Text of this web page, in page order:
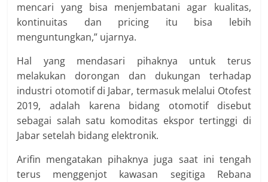
mencari yang bisa menjembatani agar kualitas,
kontinuitas dan pricing itu bisa lebih
menguntungkan,” ujarnya.
Hal yang mendasari pihaknya untuk terus
melakukan dorongan dan dukungan terhadap
industri otomotif di Jabar, termasuk melalui Otofest
2019, adalah karena bidang otomotif disebut
sebagai salah satu komoditas ekspor tertinggi di
Jabar setelah bidang elektronik.
Arifin mengatakan pihaknya juga saat ini tengah
terus menggenjot kawasan segitiga Rebana